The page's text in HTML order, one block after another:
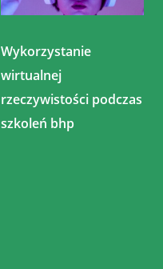
Wykorzystanie
wirtualnej
rzeczywistości podczas
szkoleń bhp